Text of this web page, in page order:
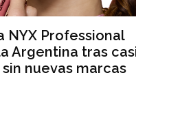
Professional
tras casi
marcas